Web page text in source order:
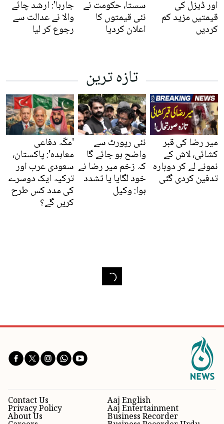
اور ڈیزل کی
قیمتیں مزید کم
کردیں
سستا، حکومت نے
نئی قیمتوں کا
اعلان کردیا
جارہا': ارشد چائے
والا نے عدالت سے
رجوع کر لیا
تازہ ترین
میر رضا کی قبر
کشائی، لاش کے
نمونے لے کر دوبارہ
تدفین کردی گئی
نئی رپورٹ سے
واضح ہو جائے گا
کہ زخم میر رضا نے
خود لگایا یا تشدد
ہوا: وکیل
'مکّہ دفاعی
معاہدہ': پاکستان،
سعودی عرب اور
ترکیہ ایک دوسرے
کی مدد کس طرح
کریں گے؟
Aaj English
Aaj Entertainment
Business Recorder
Contact Us
Privacy Policy
About Us